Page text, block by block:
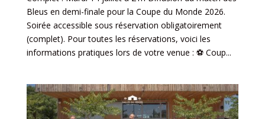
Bleus en demi-finale pour la Coupe du Monde 2026.
Soirée accessible sous réservation obligatoirement
(complet). Pour toutes les réservations, voici les
informations pratiques lors de votre venue : ⚽ Coup...